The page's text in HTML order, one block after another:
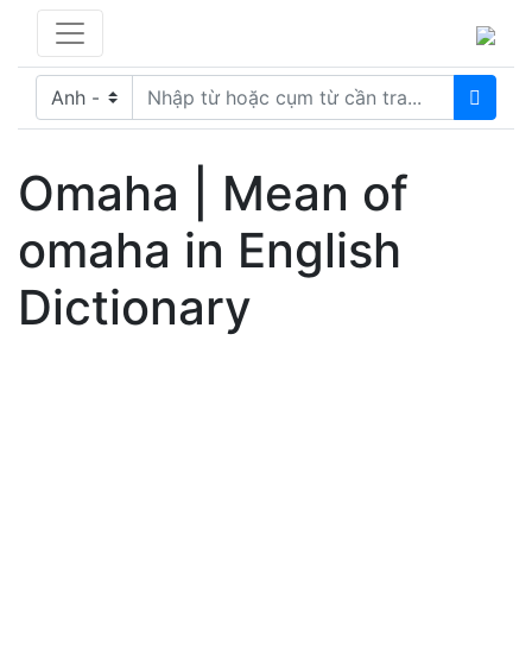
Omaha | Mean of
omaha in English
Dictionary